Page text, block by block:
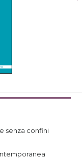
senza confini